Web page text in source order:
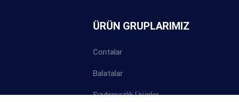
ÜRÜN GRUPLARIMIZ
Contalar
Balatalar
Sızdırmazlık Ürünler